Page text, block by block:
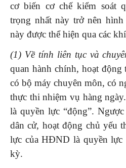
cơ biến cơ chế kiểm soát
trọng nhất này trở nên
này được thể hiện qua các
(1) Về tính liên tục và
quan hành chính, hoạt
có bộ máy chuyên môn, có
thực thi nhiệm vụ hàng
là quyền lực “động”.
dân cử, hoạt động chủ yếu
lực của HĐND là quyền lực
kỳ.